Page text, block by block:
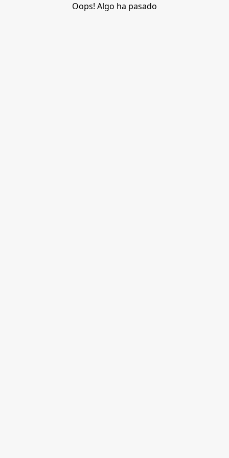
Oops! Algo ha pasado